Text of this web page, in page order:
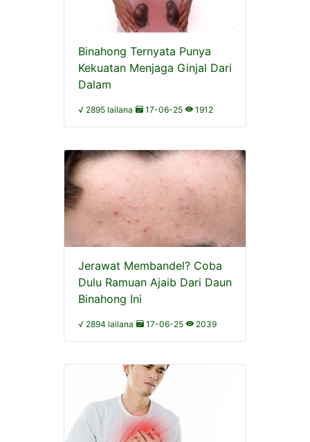
Binahong Ternyata Punya
Kekuatan Menjaga Ginjal Dari
Dalam
√ 2895 lailana 17-06-25 1912
Jerawat Membandel? Coba
Dulu Ramuan Ajaib Dari Daun
Binahong Ini
√ 2894 lailana 17-06-25 2039